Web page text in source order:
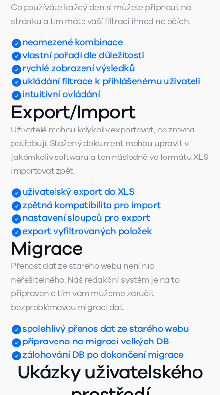
Co používáte každý den si můžete připnout na
stránku a tím máte vaší filtraci ihned na očích.
neomezené kombinace
vlastní pořadí dle důležitosti
rychlé zobrazení výsledků
ukládání filtrace k přihlášenému uživateli
intuitivní ovládání
Export/Import
Uživatelé mohou kdykoliv exportovat, co zrovna
potřebují. Stažený dokument mohou upravit v
jakémkoliv softwaru a ten následně ve formátu XLS
importovat zpět.
uživatelský export do XLS
zpětná kompatibilita pro import
nastavení sloupců pro export
export vyfiltrovaných položek
Migrace
Přenost dat ze starého webu není nic
neřešitelného. Náš redakční systém je na to
připraven a tím vám můžeme zaručit
bezproblémovou migraci dat.
spolehlivý přenos dat ze starého webu
připraveno na migraci velkých DB
zálohování DB po dokončení migrace
Ukázky uživatelského